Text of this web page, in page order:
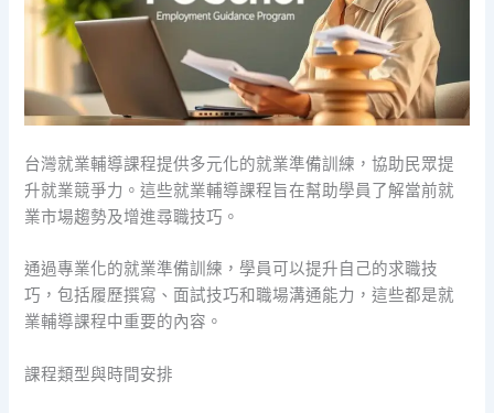
台灣就業輔導課程提供多元化的就業準備訓練，協助民眾提
升就業競爭力。這些就業輔導課程旨在幫助學員了解當前就
業市場趨勢及增進尋職技巧。
通過專業化的就業準備訓練，學員可以提升自己的求職技
巧，包括履歷撰寫、面試技巧和職場溝通能力，這些都是就
業輔導課程中重要的內容。
課程類型與時間安排